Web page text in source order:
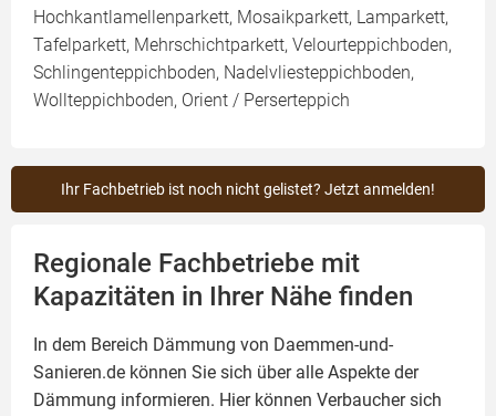
Hochkantlamellenparkett, Mosaikparkett, Lamparkett,
Tafelparkett, Mehrschichtparkett, Velourteppichboden,
Schlingenteppichboden, Nadelvliesteppichboden,
Wollteppichboden, Orient / Perserteppich
Ihr Fachbetrieb ist noch nicht gelistet? Jetzt anmelden!
Regionale Fachbetriebe mit
Kapazitäten in Ihrer Nähe finden
In dem Bereich Dämmung von Daemmen-und-
Sanieren.de können Sie sich über alle Aspekte der
Dämmung informieren. Hier können Verbaucher sich